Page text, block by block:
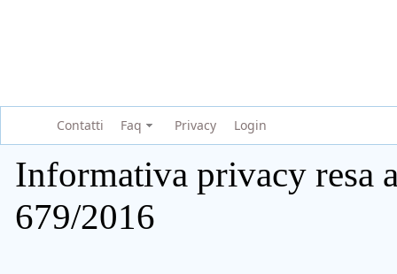
Contatti Faq Privacy Login
Informativa privacy resa
679/2016